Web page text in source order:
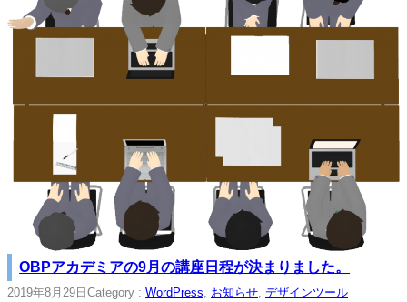
OBPアカデミアの9月の講座日程が決まりました。
2019年8月29日 Category : WordPress, お知らせ, デザインツール